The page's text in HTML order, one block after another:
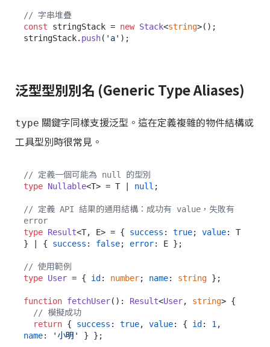
// 字串堆疊
const stringStack = new Stack<string>();
stringStack. push( 'a'
泛型型別別名 (Generic Type Aliases)
type 關鍵字同樣支援泛型。這在定義複雜的物件結構或
工具型別時很常見。
// 定義一個可能為 null 的型別
type Nullable<T> = T | null ;
// 定義 API 結果的通用結構：成功有 value，失敗有
error
type Result<T, E> = { success : true; value: T
} | { success : false; error: E };
// 使用範例
type User = { id : number; name: string };
function fetchUser( ): Result<User, string> {
// 模擬成功
return { success : true, value: { id : 1
name: '小明' } };